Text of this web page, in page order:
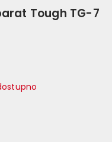
Tough TG-7